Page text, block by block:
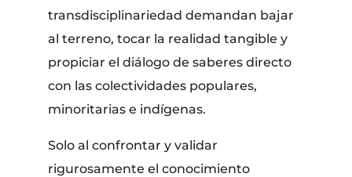
transdisciplinariedad demandan bajar
al terreno, tocar la realidad tangible y
propiciar el diálogo de saberes directo
con las colectividades populares,
minoritarias e indígenas.
Solo al confrontar y validar
rigurosamente el conocimiento